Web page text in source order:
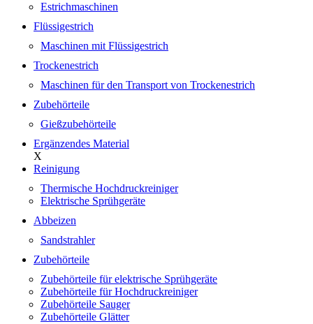
Estrichmaschinen
Flüssigestrich
Maschinen mit Flüssigestrich
Trockenestrich
Maschinen für den Transport von Trockenestrich
Zubehörteile
Gießzubehörteile
Ergänzendes Material
X
Reinigung
Thermische Hochdruckreiniger
Elektrische Sprühgeräte
Abbeizen
Sandstrahler
Zubehörteile
Zubehörteile für elektrische Sprühgeräte
Zubehörteile für Hochdruckreiniger
Zubehörteile Sauger
Zubehörteile Glätter